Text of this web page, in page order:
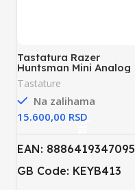
Tastatura Razer
Huntsman Mini Analog
60% Linear Optical
Switch Crna
Tastature
Na zalihama
RSD
EAN: 8886419347095
GB Code: KEYB413